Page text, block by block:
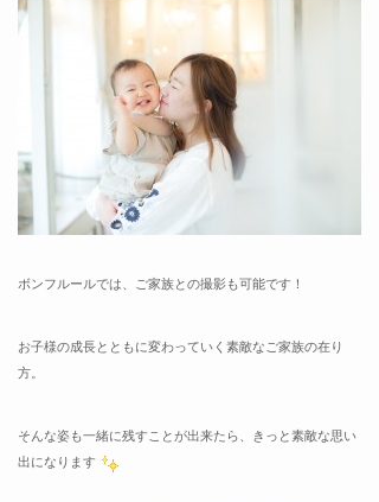
ボンフルールでは、ご家族との撮影も可能です！
お子様の成長とともに変わっていく素敵なご家族の在り
方。
そんな姿も一緒に残すことが出来たら、きっと素敵な思い
出になります